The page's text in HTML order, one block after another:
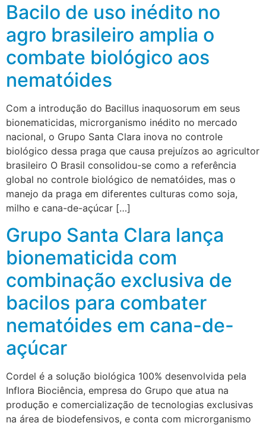
Bacilo de uso inédito no
agro brasileiro amplia o
combate biológico aos
nematóides
Com a introdução do Bacillus inaquosorum em seus
bionematicidas, microrganismo inédito no mercado
nacional, o Grupo Santa Clara inova no controle
biológico dessa praga que causa prejuízos ao agricultor
brasileiro O Brasil consolidou-se como a referência
global no controle biológico de nematóides, mas o
manejo da praga em diferentes culturas como soja,
milho e cana-de-açúcar […]
Grupo Santa Clara lança
bionematicida com
combinação exclusiva de
bacilos para combater
nematóides em cana-de-
açúcar
Cordel é a solução biológica 100% desenvolvida pela
Inflora Biociência, empresa do Grupo que atua na
produção e comercialização de tecnologias exclusivas
na área de biodefensivos, e conta com microrganismo